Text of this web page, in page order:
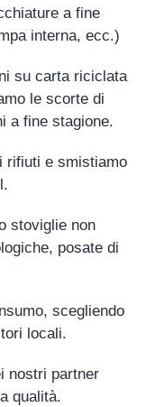
a fine
interna, ecc.)
su carta riciclata
le scorte di
a fine stagione.
rifiuti e smistiamo
stoviglie non
posate di
scegliendo
locali.
nostri partner
qualità.